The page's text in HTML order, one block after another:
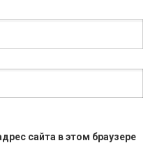
сайта в этом браузере